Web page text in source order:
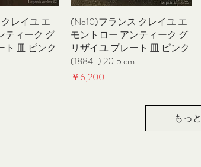
ュー
レイユ エ
ティーク グ
ト 皿 ピンク
クイックビュー
(No10)フランス クレイユ エ
モントロー アンティーク グ
リザイユ プレート 皿 ピンク
(1884-) 20.5 cm
価格
￥6,200
もっ